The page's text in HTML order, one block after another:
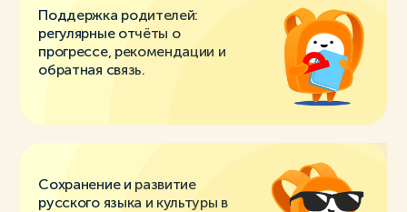
Поддержка родителей:
регулярные отчёты о
прогрессе, рекомендации и
обратная связь.
Сохранение и развитие
русского языка и культуры в